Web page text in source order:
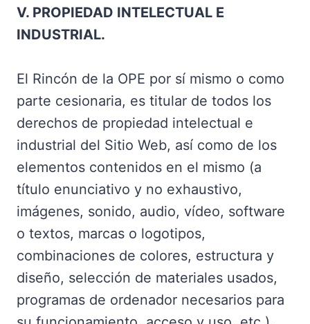
V. PROPIEDAD INTELECTUAL E
INDUSTRIAL.
El Rincón de la OPE por sí mismo o como
parte cesionaria, es titular de todos los
derechos de propiedad intelectual e
industrial del Sitio Web, así como de los
elementos contenidos en el mismo (a
título enunciativo y no exhaustivo,
imágenes, sonido, audio, vídeo, software
o textos, marcas o logotipos,
combinaciones de colores, estructura y
diseño, selección de materiales usados,
programas de ordenador necesarios para